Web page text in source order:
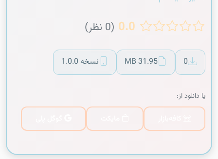
0.0 (0 نظر)
0
31.95 MB نسخه 1.0.0
یا دانلود از: